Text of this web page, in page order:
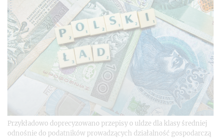
Przykładowo doprecyzowano przepisy o uldze dla klasy średniej
odnośnie do podatników prowadzących działalność gospodarczą